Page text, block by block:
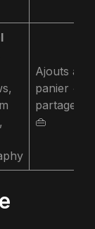
Ajouts au
panier +
partage
👜